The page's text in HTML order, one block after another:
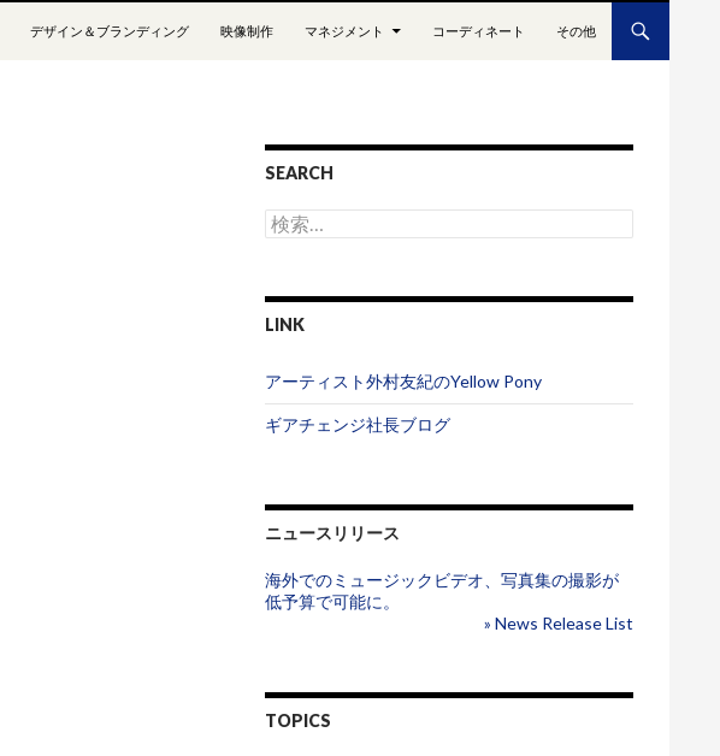
デザイン＆ブランディング 映像制作 マネジメント コーディネート その他
SEARCH
検
索
LINK
アーティスト外村友紀のYellow Pony
ギアチェンジ社長ブログ
ニュースリリース
海外でのミュージックビデオ、写真集の撮影が
低予算で可能に。
» News Release List
TOPICS